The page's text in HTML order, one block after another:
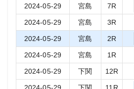
2024-05-29 宮島 7R
2024-05-29 宮島 3R
2024-05-29 宮島 2R
2024-05-29 宮島 1 R
2024-05-29 下関 12R